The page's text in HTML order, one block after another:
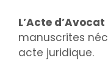
L’Acte d’Avocat
manuscrites
acte juridique.